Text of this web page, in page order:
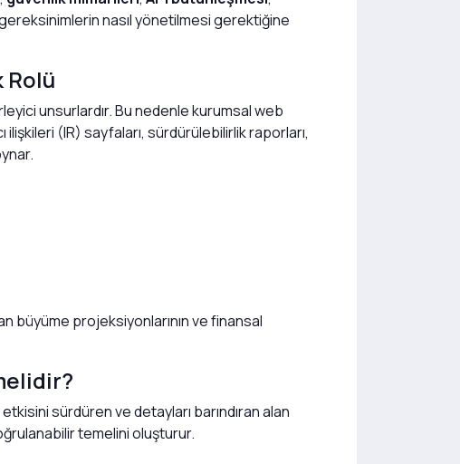
nasıl yönetilmesi gerektiğine
Rolü
unsurlardır. Bu nedenle kurumsal web
ilişkileri (IR) sayfaları, sürdürülebilirlik raporları,
büyüme projeksiyonlarının ve finansal
sürdüren ve detayları barındıran alan
temelini oluşturur.